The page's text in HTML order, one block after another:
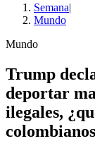
Semana|
Mundo
Mundo
Trump
deportar
ilegales,